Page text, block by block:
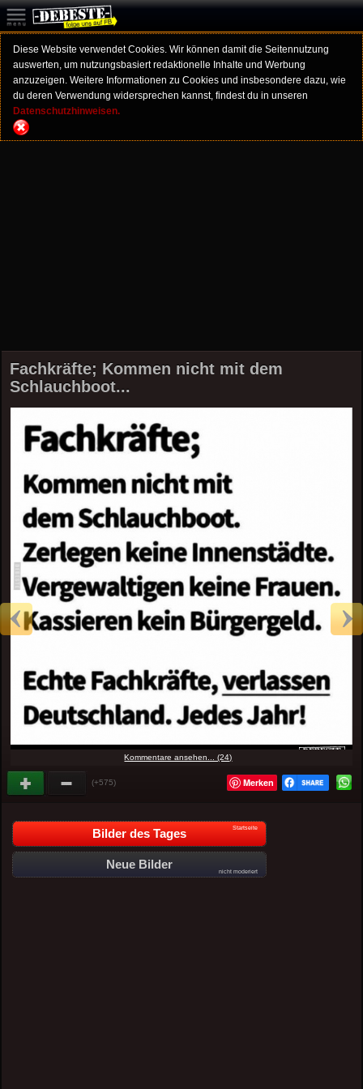
Diese Website verwendet Cookies. Wir können damit die Seitennutzung
auswerten, um nutzungsbasiert redaktionelle Inhalte und Werbung
anzuzeigen. Weitere Informationen zu Cookies und insbesondere dazu, wie
du deren Verwendung widersprechen kannst, findest du in unseren
Datenschutzhinweisen.
Fachkräfte; Kommen nicht mit dem
Schlauchboot...
Kommentare ansehen... (24)
(+575) Merken
Bilder des Tages Startseite
Neue Bilder
nicht moderiert